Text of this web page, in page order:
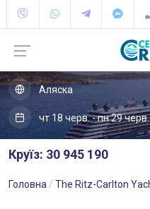
Аляска
чт 18 черв. - пн 29 черв.
Круїз: 30 945 190
Головна The Ritz-Carlton